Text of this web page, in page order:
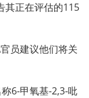
其正在评估的115
员建议他们将关
6-甲氧基-2,3-吡